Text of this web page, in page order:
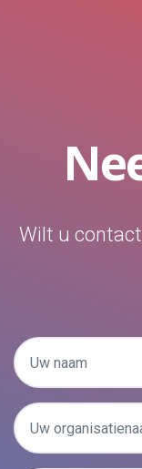
Wilt u